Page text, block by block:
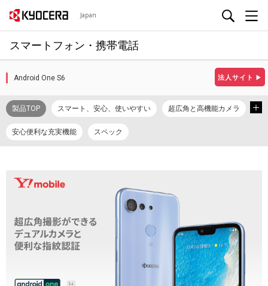
Japan
スマートフォン・携帯電話
法人サイト ▶
Android One S6
製品TOP スマート、安心、使いやすい 超広角と高機能カメラ
安心便利な充実機能 スペック